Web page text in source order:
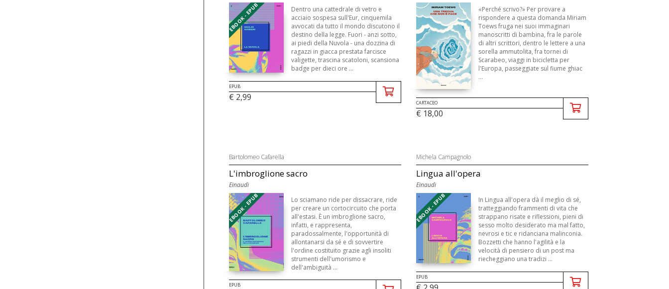
EBOOK - EPUB
Dentro una cattedrale di vetro e
acciaio sospesa sull'Eur, cinquemila
avvocati da tutto il mondo discutono il
destino della legge. Fuori - anzi sotto,
ai piedi della Nuvola - una dozzina di
ragazzi in giacca prestata farcisce
valigette, trascina scatoloni, scansiona
badge per dieci ore ...
EPUB
€ 2,99
«Perché scrivo?» Per provare a
rispondere a questa domanda Miriam
Toews fruga nei suoi immaginari
manoscritti di bambina, fra le parole
di altri scrittori, dentro le lettere a una
sorella ammutolita, fra tornei di
Scarabeo, viaggi in bicicletta per
l'Europa, passeggiate sul fiume ghiac
...
CARTACEO
€ 18,00
Bartolomeo Cafarella
L'imbroglione sacro
Einaudi
EBOOK - EPUB
Lo sciamano ride per dissacrare, ride
per creare un cortocircuito che porta
all'estasi. È un imbroglione sacro,
infatti, e rappresenta,
paradossalmente, l'opportunità di
allontanarsi da sé e di sovvertire
l'ordine costituito grazie agli insoliti
strumenti dell'umorismo e
dell'ambiguità ...
EPUB
Michela Campagnolo
Lingua all'opera
Einaudi
EBOOK - EPUB
In Lingua all'opera dà il meglio di sé,
tratteggiando frammenti di vita che
strappano risate e riflessioni, pieni di
sesso molto desiderato ma mal fatto,
nevrosi e tic e ridanciana malinconia.
Bozzetti che hanno l'agilità e la
velocità di pensiero di un post ma
riecheggiano una tradizi ...
EPUB